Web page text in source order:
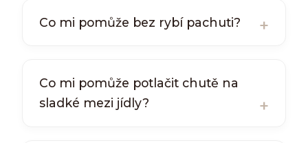
Co mi pomůže bez rybí pachuti?
Co mi pomůže potlačit chutě na
sladké mezi jídly?